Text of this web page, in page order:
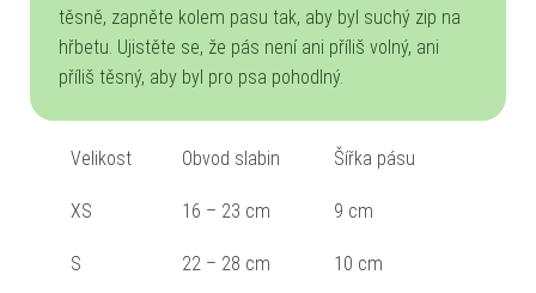
těsně, zapněte kolem pasu tak, aby byl suchý zip na
hřbetu. Ujistěte se, že pás není ani příliš volný, ani
příliš těsný, aby byl pro psa pohodlný.
Velikost Obvod slabin Šířka pásu
XS 16 – 23 cm 9 cm
S 22 – 28 cm 10 cm